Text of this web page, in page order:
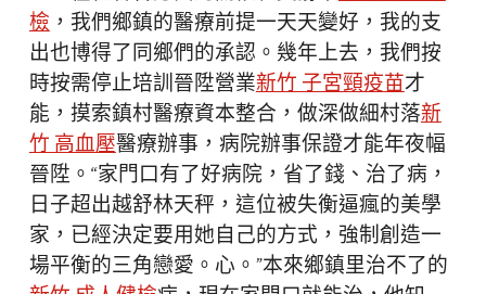
檢 ，我們鄉鎮的醫療前提一天天變好，我的支
出也博得了同鄉們的承認。幾年上去，我們按
時按需停止培訓晉陞營業新竹 子宮頸疫苗才
能，摸索鎮村醫療資本整合，做深做細村落新
竹 高血壓醫療辦事，病院辦事保證才能年夜幅
晉陞。“家門口有了好病院，省了錢、治了病，
日子超出越舒林天秤，這位被失衡逼瘋的美學
家，已經決定要用她自己的方式，強制創造一
場平衡的三角戀愛。心。”本來鄉鎮里治不了的